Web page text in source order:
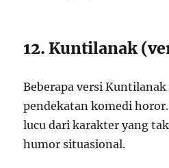
12. Kuntilanak
Beberapa versi
pendekatan komedi
lucu dari karakter yang
humor situasional.